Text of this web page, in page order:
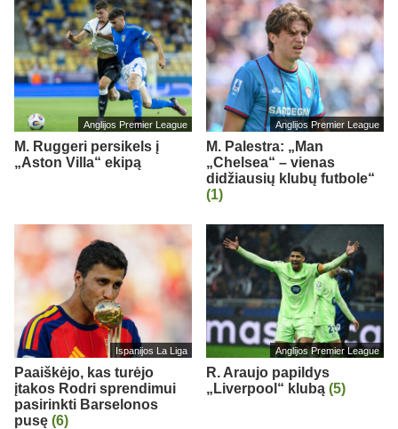
Anglijos Premier League
M. Ruggeri persikels į
„Aston Villa“ ekipą
Anglijos Premier League
M. Palestra: „Man
„Chelsea“ – vienas
didžiausių klubų futbole“
(1)
Ispanijos La Liga
Paaiškėjo, kas turėjo
įtakos Rodri sprendimui
pasirinkti Barselonos
pusę (6)
Anglijos Premier League
R. Araujo papildys
„Liverpool“ klubą (5)